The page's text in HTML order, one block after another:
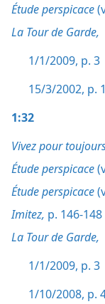
Étude perspicace
La Tour de Garde,
1/1/2009, p. 3
15/3/2002, p.
1:32
Vivez pour
Étude perspicace
Étude perspicace
Imitez, p. 146-148
La Tour de Garde,
1/1/2009, p. 3
1/10/2008, p.